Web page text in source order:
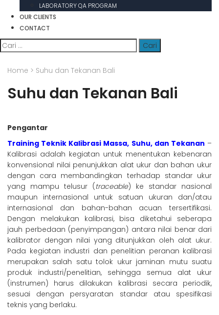
LABORATORY QA PROGRAM
OUR CLIENTS
CONTACT
Cari
untuk:
Home > Suhu dan Tekanan Bali
Suhu dan Tekanan Bali
Pengantar
Training Teknik Kalibrasi Massa, Suhu, dan Tekanan –
Kalibrasi adalah kegiatan untuk menentukan kebenaran
konvensional nilai penunjukkan alat ukur dan bahan ukur
dengan cara membandingkan terhadap standar ukur
yang mampu telusur (traceable) ke standar nasional
maupun internasional untuk satuan ukuran dan/atau
internasional dan bahan-bahan acuan tersertifikasi.
Dengan melakukan kalibrasi, bisa diketahui seberapa
jauh perbedaan (penyimpangan) antara nilai benar dari
kalibrator dengan nilai yang ditunjukkan oleh alat ukur.
Pada kegiatan industri dan penelitian peranan kalibrasi
merupakan salah satu tolok ukur jaminan mutu suatu
produk industri/penelitian, sehingga semua alat ukur
(instrumen) harus dilakukan kalibrasi secara periodik,
sesuai dengan persyaratan standar atau spesifikasi
teknis yang berlaku.